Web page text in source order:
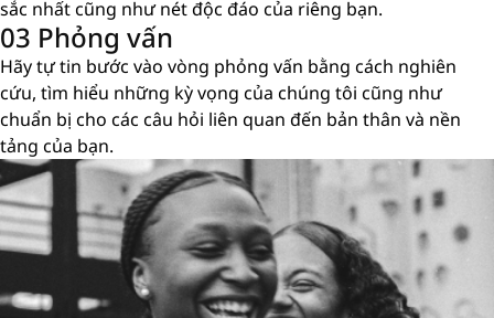
sắc nhất cũng như nét độc đáo của riêng bạn.
03 Phỏng vấn
Hãy tự tin bước vào vòng phỏng vấn bằng cách nghiên
cứu, tìm hiểu những kỳ vọng của chúng tôi cũng như
chuẩn bị cho các câu hỏi liên quan đến bản thân và nền
tảng của bạn.